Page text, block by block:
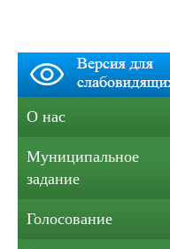
О нас
Муниципальное
задание
Голосование